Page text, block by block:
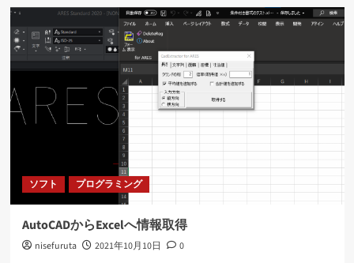
ソフト プログラミング
AutoCADからExcelへ情報取得
nisefuruta 2021年10月10日 0